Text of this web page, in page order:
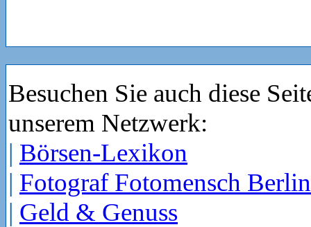
Besuchen Sie auch diese
unserem Netzwerk:
| Börsen-Lexikon
| Fotograf Fotomensch Berlin
| Geld & Genuss